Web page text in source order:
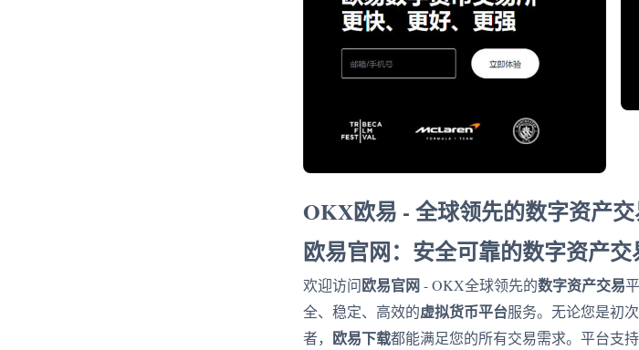
OKX欧易 - 全球领先的数字资产
欧易官网：安全可靠的数字资产交
欢迎访问欧易官网- OKX全球领先的数字资产交易
全、稳定、高效的虚拟货币平台服务。无论您是初
者， 欧易下载都能满足您的所有交易需求。平台支